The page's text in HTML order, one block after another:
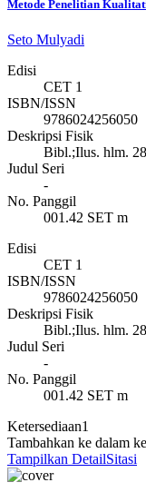
Metode Penelitian
Seto Mulyadi
Edisi
CET 1
ISBN/ISSN
9786024256050
Deskripsi Fisik
Bibl.;Ilus. hlm.
Judul Seri
-
No. Panggil
001.42 SET m
Edisi
CET 1
ISBN/ISSN
9786024256050
Deskripsi Fisik
Bibl.;Ilus. hlm.
Judul Seri
-
No. Panggil
001.42 SET m
Ketersediaan1
Tambahkan ke dalam
Tampilkan DetailSitasi